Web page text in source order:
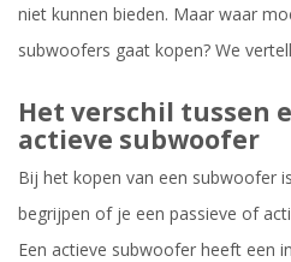
niet kunnen bieden. Maar waar
subwoofers gaat kopen? We
Het verschil tussen
actieve subwoofer
Bij het kopen van een subwoofer
begrijpen of je een passieve of
Een actieve subwoofer heeft een